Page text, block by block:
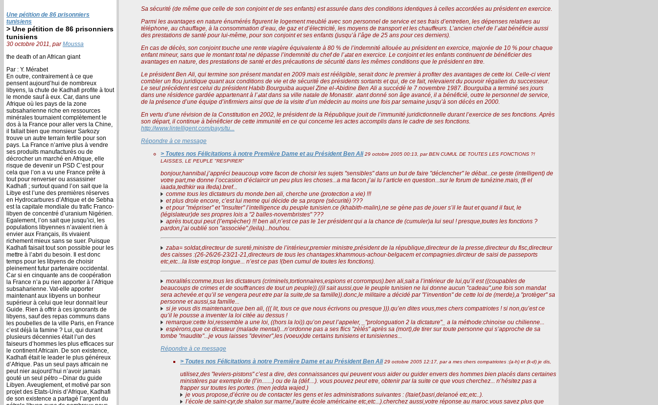
Une pétition de 86 prisonniers
tunisiens
> Une pétition de 86 prisonniers
tunisiens
30 octobre 2011, parMoussa
the death of an African giant
Par : Y. Mérabet
En outre, contrairement à ce que
pensent aujourd’hui de nombreux
libyens, la chute de Kadhafi profite à tout
le monde sauf à eux. Car, dans une
Afrique où les pays de la zone
subsaharienne riche en ressources
minérales tournaient complètement le
dos à la France pour aller vers la Chine,
il fallait bien que monsieur Sarkozy
trouve un autre terrain fertile pour son
pays. La France n’arrive plus à vendre
ses produits manufacturés ou de
décrocher un marché en Afrique, elle
risque de devenir un PSD C’est pour
cela que l’on a vu une France prête à
tout pour renverser ou assassiner
Kadhafi ; surtout quand l’on sait que la
Libye est l’une des premières réserves
en Hydrocarbures d’Afrique et de Sebha
est la capitale mondiale du trafic Franco-
libyen de concentré d’uranium Nigérien.
Egalement, l’on sait que jusqu’ici, les
populations libyennes n’avaient rien à
envier aux Français, ils vivaient
richement mieux sans se suer. Puisque
Kadhafi faisait tout son possible pour les
mettre à l’abri du besoin. Il est donc
temps pour les libyens de choisir
pleinement futur partenaire occidental.
Car si en cinquante ans de coopération
la France n’a pu rien apporter à l’Afrique
subsaharienne. Vat-elle apporter
maintenant aux libyens un bonheur
supérieur à celui que leur donnait leur
Guide. Rien à offrir à ces ignorants de
libyens, sauf des repas communs dans
les poubelles de la ville Paris, en France
c’est déjà la famine ? Lui, qui durant
plusieurs décennies était l’un des
faiseurs d’hommes les plus efficaces sur
le continent Africain. De son existence,
Kadhafi était le leader le plus généreux
d’Afrique. Pas un seul pays africain ne
peut nier aujourd’hui n’avoir jamais
gouté un seul pétro –Dinar du guide
Libyen. Aveuglement, et motivé par son
projet des Etats-Unis d’Afrique, Kadhafi
de son existence a partagé l’argent du
Sa sécurité (de même que celle de son conjoint et de ses enfants) est assurée dans des conditions identiques à celles accordées au président en exercice.
Parmi les avantages en nature énumérés figurent le logement meublé avec son personnel de service et ses frais d’entretien, les dépenses relatives au
téléphone, au chauffage, à la consommation d’eau, de gaz et d’électricité, les moyens de transport et les chauffeurs. L’ancien chef de l’ةtat bénéficie aussi
des prestations de santé pour lui-même, pour son conjoint et ses enfants (jusqu’à l’âge de 25 ans pour ces derniers).
En cas de décès, son conjoint touche une rente viagère équivalente à 80 % de l’indemnité allouée au président en exercice, majorée de 10 % pour chaque
enfant mineur, sans que le montant total ne dépasse l’indemnité du chef de l’ةtat en exercice. Le conjoint et les enfants continuent de bénéficier des
avantages en nature, des prestations de santé et des précautions de sécurité dans les mêmes conditions que le président en titre.
Le président Ben Ali, qui termine son présent mandat en 2009 mais est rééligible, serait donc le premier à profiter des avantages de cette loi. Celle-ci vient
combler un flou juridique quant aux conditions de vie et de sécurité des présidents sortants et qui, de ce fait, relevaient du pouvoir régalien du successeur.
Le seul précédent est celui du président Habib Bourguiba auquel Zine el-Abidine Ben Ali a succédé le 7 novembre 1987. Bourguiba a terminé ses jours
dans une résidence gardée appartenant à l’ةtat dans sa ville natale de Monastir. ةtant donné son âge avancé, il a bénéficié, outre le personnel de service,
de la présence d’une équipe d’infirmiers ainsi que de la visite d’un médecin au moins une fois par semaine jusqu’à son décès en 2000.
En vertu d’une révision de la Constitution en 2002, le président de la République jouit de l’immunité juridictionnelle durant l’exercice de ses fonctions. Après
son départ, il continue à bénéficier de cette immunité en ce qui concerne les actes accomplis dans le cadre de ses fonctions.
http://www.lintelligent.com/pays/tu...
Répondre à ce message
> Toutes nos Félicitations à notre Première Dame et au Président Ben Ali 29 octobre 2005 00:13, parBEN CUMUL DE TOUTES LES FONCTIONS ?!
LAISSES, LE PEUPLE "RESPIRER"
bonjour,hannibal.j’appréci beaucoup votre facon de choisir les sujets "sensibles" dans un but de faire "déclencher" le débat...ce geste (intelligent) de
votre part,me donne l’occasion d’éclaircir un peu plus les choses...a ma facon.j’ai lu l’article en question...sur le forum de tunézine.mais, (fi el
iaada,tedhkir wa ifeda).bref...
comme tous les dictateurs du monde.ben ali, cherche une (protection a vie) !!!
et plus drole encore, c’est lui meme qui décide de sa propre (sécurité) ???
et pour "mépriser" et "insulter" l’intelligence du peuple tunisien.ce (khabith-malin),ne se gène pas de jouer s’il le faut et quand il faut, le
(législateur)de ses propres lois a "2 balles-novembristes" ???
après tout,qui peut (l’empècher) !!! ben ali,n’est ce pas le 1er président qui a la chance de (cumuler)a lui seul ! presque,toutes les fonctions ?
pardon,j’ai oublié son "associée",(leila)...houhou.
zaba= soldat,directeur de sureté,ministre de l’intérieur,premier ministre,président de la république,directeur de la presse,directeur du fisc,directeur
des caisses :(26-26/26-23/21-21,directeurs de tous les chantages:khammous-achour-belgacem et compagnies.dircteur de saisi de passeports
etc,etc...la liste est,trop longue... n’est ce pas !(ben cumul de toutes les fonctions).
moralités:comme,tous les dictateurs (criminels,tortionnaires,espions et corrompus).ben ali,sait a l’intérieur de lui,qu’il est ((coupables de
beaucoups de crimes et de souffrances de tout un peuple)).((il sait aussi,que le peuple tunisien ne lui donne aucun "cadeau",une fois son mandat
sera achevée.et qu’il se vengera peut etre par la suite,de sa famille)).donc,le militaire a décidé par "l’invention" de cette loi de (merde),a "protèger" sa
personne et aussi,sa famille...
si je vous dis maintenant,que ben ali, ((( lit, tous ce que nous écrivons ou presque ))).qu’en dites vous,mes chers compatriotes ! si non,qu’est ce
qu’il le pousse a inventer la loi citée au dessus !
remarque:cette loi,ressemble a une loi, ((hors la loi)).qu’on peut l’appeler, _"prolonguation 2 la dictature"_ a la méthode:chinoise ou chilienne...
espèrons,que ce dictateur (malade mental)...n’ordonne pas a ses flics "zèlés" après sa (mort),de tirer sur toute personne qui s’approche de sa
tombe "maudite"...je vous laisses "deviner",les (voeux)de certains tunisiens et tunisiennes...
Répondre à ce message
> Toutes nos Félicitations à notre Première Dame et au Président Ben Ali 29 octobre 2005 12:17, para mes chers compatriotes :(a-h) et (k-d) je dis,
utilisez,des "leviers-pistons" c’est a dire, des connaissances qui peuvent vous aider ou guider envers des hommes bien placés dans certaines
ministères par exemple:de (l’in.......) ou de la (déf....). vous pouvez peut etre, obtenir par la suite ce que vous cherchez... n’hésitez pas a
frapper sur toutes les portes. (men jedda wajed.)
je vous propose,d’écrire ou de contacter les gens et les administrations suivantes : (ltaief,basri,delanoé etc,etc..).
l’école de saint-cyr,de shalon sur marne,l’autre école américaine etc,etc...).cherchez aussi,votre réponse au maroc.vous savez plus que